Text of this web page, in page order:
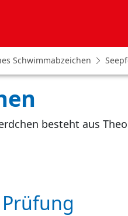
Schwimmabzeichen
besteht aus